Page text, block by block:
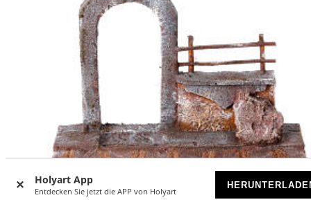
Holyart App
Entdecken Sie jetzt die APP von Holyart